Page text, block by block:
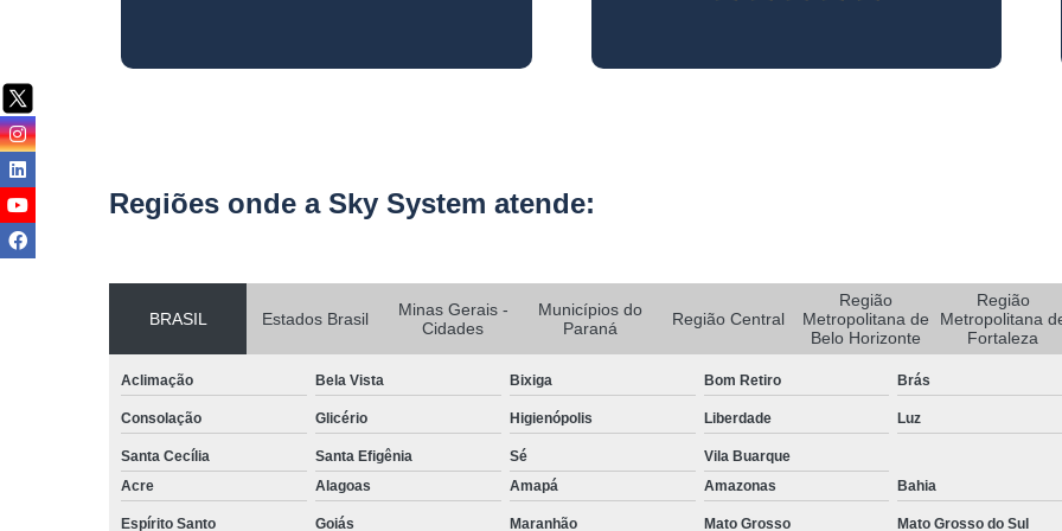
Gps Veicular
Rastreador Automotivo Belo
Rastreador e Bloqueador Automotivo
Rastreador e Bloqueador Veicular
Empresa de Rastreamento de Caminhões
Rastreador de Caminhão
Regiões onde a Sky System atende:
BRASIL Estados Brasil
Minas Gerais -
Cidades
Municípios do
Paraná
Região Central
Região
Metropolitana de
Belo Horizonte
Região
Metropolitana
Fortaleza
Aclimação Bela Vista Bixiga Bom Retiro Brás
Consolação Glicério Higienópolis Liberdade Luz
Santa Cecília Santa Efigênia Sé
Vila Buarque
Acre
Alagoas Amapá Amazonas Bahia
Espírito Santo Goiás Maranhão Mato Grosso Mato Grosso do Sul